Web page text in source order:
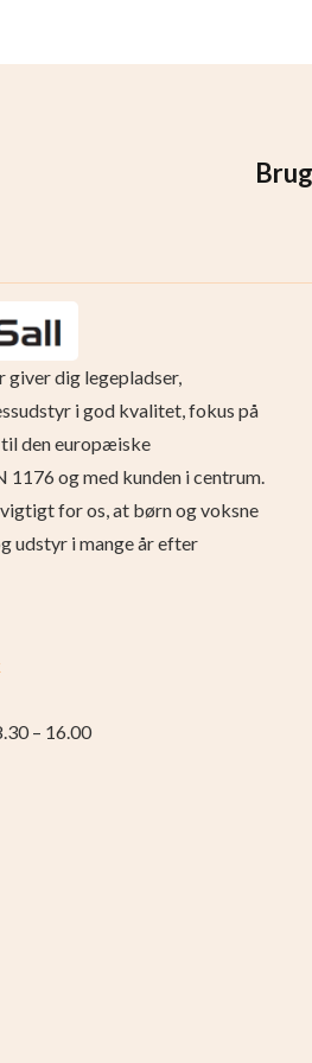
giver dig legepladser,
i god kvalitet, fokus på
den europæiske
1176 og med kunden i centrum.
for os, at børn og voksne
udstyr i mange år efter
– 16.00